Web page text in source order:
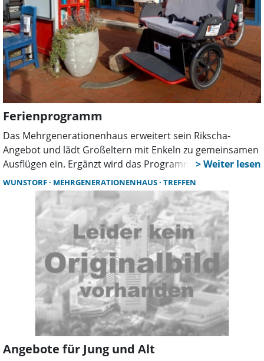
Ferienprogramm
Das Mehrgenerationenhaus erweitert sein Rikscha-
Angebot und lädt Großeltern mit Enkeln zu gemeinsamen
Ausflügen ein. Ergänzt wird das Programm durch den
monatlichen Familien-Treff. Zwei neue Rikschas und ein
digitaler Kalender bringen zusätzliche Impulse.
WUNSTORF MEHRGENERATIONENHAUS TREFFEN
Angebote für Jung und Alt